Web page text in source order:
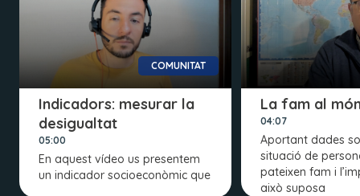
COMUNITAT
Indicadors: mesurar la
desigualtat
05:00
En aquest vídeo us presentem
un indicador socioeconòmic que
La fam al
04:07
Aportant dades
situació de
pateixen fam i
això suposa